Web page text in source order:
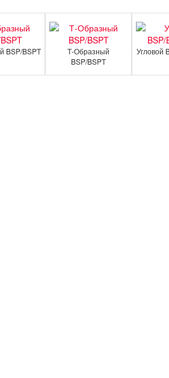
BSP/BSPT
Т-Образный
BSP/BSPT
Угловой